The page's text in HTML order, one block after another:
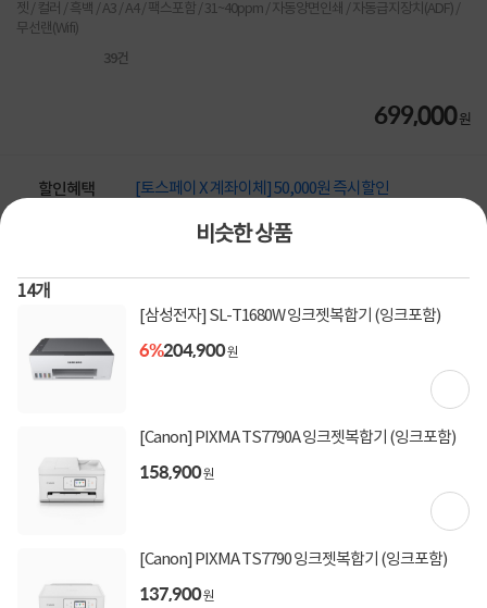
비슷한 상품
14개
[삼성전자] SL-T1680W 잉크젯복합기 (잉크포함)
6%204,900원
[Canon] PIXMA TS7790A 잉크젯복합기 (잉크포함)
158,900원
[Canon] PIXMA TS7790 잉크젯복합기 (잉크포함)
137,900원
젯 / 컬러 / 흑백 / A3 / A4 / 팩스포함 / 31~40ppm / 자동양면인쇄 / 자동급지장치(ADF) /
무선랜(Wifi)
39건
699,000원
할인혜택
[토스페이 X 계좌이체] 50,000원 즉시할인
[토스페이 X 계좌이체] 20,000원 즉시할인
(600,000원 이상 결제 시)
[토스페이 X 현대카드] 5% 즉시할인 (800,000원 이
무이자 할부혜택
1,400원 적립
입고일
업체직배송
평균 1일이내 발송